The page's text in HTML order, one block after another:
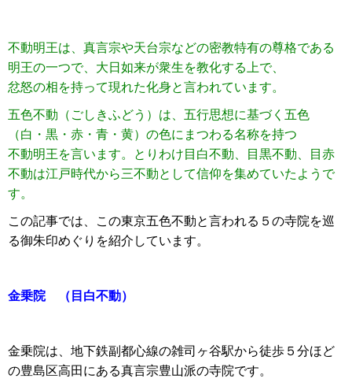
不動明王は、真言宗や天台宗などの密教特有の尊格である
明王の一つで、大日如来が衆生を教化する上で、
忿怒の相を持って現れた化身と言われています。
五色不動（ごしきふどう）は、五行思想に基づく五色
（白・黒・赤・青・黄）の色にまつわる名称を持つ
不動明王を言います。とりわけ目白不動、目黒不動、目赤
不動は江戸時代から三不動として信仰を集めていたようで
す。
この記事では、この東京五色不動と言われる５の寺院を巡
る御朱印めぐりを紹介しています。
金乗院 （目白不動）
金乗院は、地下鉄副都心線の雑司ヶ谷駅から徒歩５分ほど
の豊島区高田にある真言宗豊山派の寺院です。